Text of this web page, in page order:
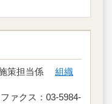
策担当係 組織
ァクス：03-5984-